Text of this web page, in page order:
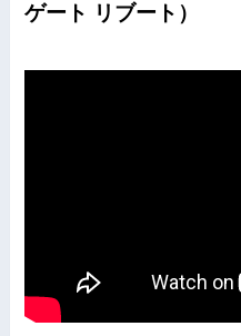
ゲート リブート）